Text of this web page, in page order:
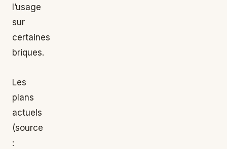
l’usage
sur
certaines
briques.
Les
plans
actuels
(source
: